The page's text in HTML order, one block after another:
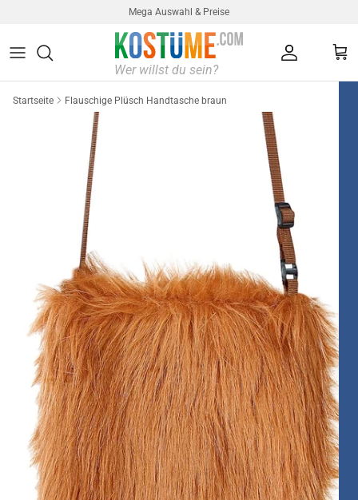
Mega Auswahl & Preise
Startseite Flauschige Plüsch Handtasche braun